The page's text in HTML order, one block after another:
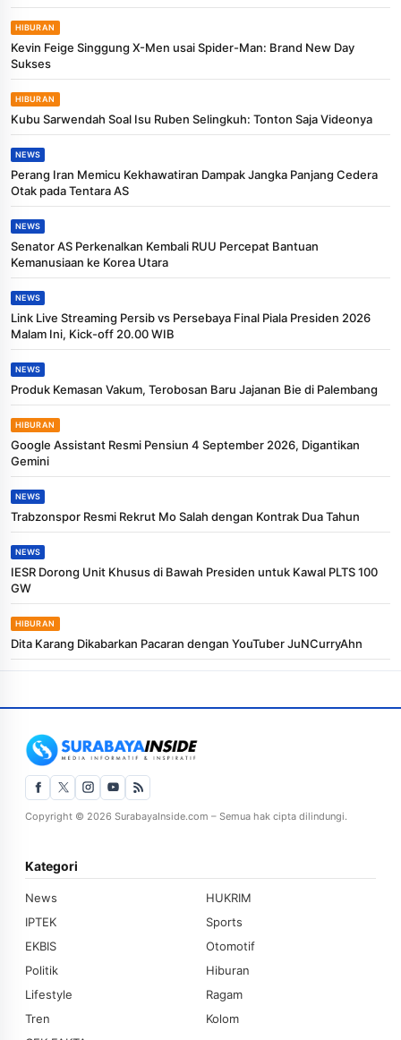
HIBURAN
Kevin Feige Singgung X-Men usai Spider-Man: Brand New Day
Sukses
HIBURAN
Kubu Sarwendah Soal Isu Ruben Selingkuh: Tonton Saja Videonya
NEWS
Perang Iran Memicu Kekhawatiran Dampak Jangka Panjang Cedera
Otak pada Tentara AS
NEWS
Senator AS Perkenalkan Kembali RUU Percepat Bantuan
Kemanusiaan ke Korea Utara
NEWS
Link Live Streaming Persib vs Persebaya Final Piala Presiden 2026
Malam Ini, Kick-off 20.00 WIB
NEWS
Produk Kemasan Vakum, Terobosan Baru Jajanan Bie di Palembang
HIBURAN
Google Assistant Resmi Pensiun 4 September 2026, Digantikan
Gemini
NEWS
Trabzonspor Resmi Rekrut Mo Salah dengan Kontrak Dua Tahun
NEWS
IESR Dorong Unit Khusus di Bawah Presiden untuk Kawal PLTS 100
GW
HIBURAN
Dita Karang Dikabarkan Pacaran dengan YouTuber JuNCurryAhn
Copyright © 2026 SurabayaInside.com – Semua hak cipta dilindungi.
Kategori
News
HUKRIM
IPTEK
Sports
EKBIS
Otomotif
Politik
Hiburan
Lifestyle
Ragam
Tren
Kolom